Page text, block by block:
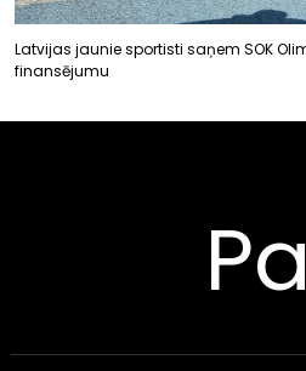
Latvijas jaunie sportisti saņem SOK
finansējumu